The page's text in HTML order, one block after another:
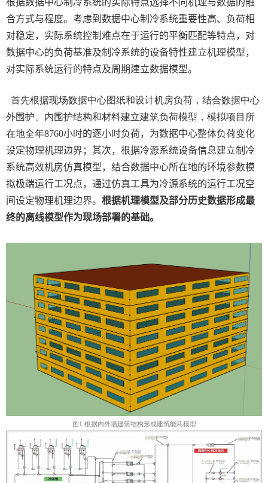
根据数据中心制冷系统的实际特点选择不同机理与数据的融
合方式与程度。考虑到数据中心制冷系统重要性高、负荷相
对稳定，实际系统控制难点在于运行的平衡匹配等特点，对
数据中心的负荷基准及制冷系统的设备特性建立机理模型，
对实际系统运行的特点及周期建立数据模型。
首先根据现场数据中心图纸和设计机房负荷，结合数据中心
外围护、内围护结构和材料建立建筑负荷模型，模拟项目所
在地全年8760小时的逐小时负荷，为数据中心整体负荷变化
设定物理机理边界；其次，根据冷源系统设备信息建立制冷
系统高效机房仿真模型，结合数据中心所在地的环境参数模
拟极端运行工况点，通过仿真工具为冷源系统的运行工况空
间设定物理机理边界。 根据机理模型及部分历史数据形成最
终的离线模型作为现场部署的基础。
图 1 根据内外墙建筑结构形成建筑能耗模型